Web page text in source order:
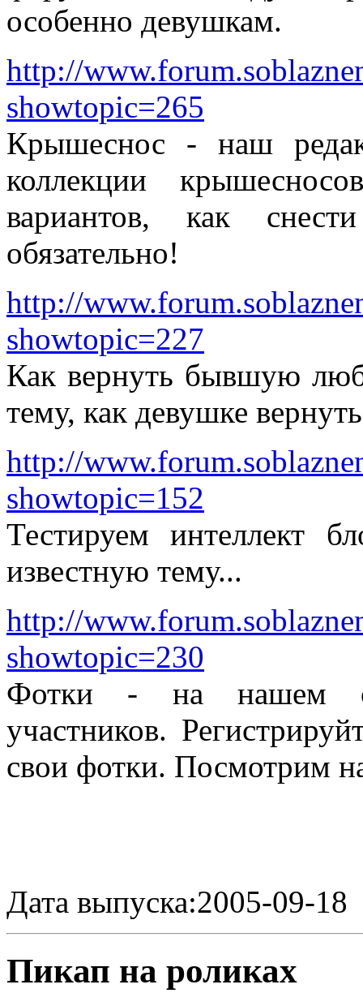
особенно девушкам.
http://
showtopic=265
Крышеснос - наш
коллекции
вариантов, как
обязательно!
http://
showtopic=227
Как вернуть бывшую
тему, как девушке
http://
showtopic=152
Тестируем интеллект
известную тему...
http://
showtopic=230
Фотки - на нашем
участников.
свои фотки. Посмотрим
Дата выпуска:2005-09-18
Пикап на роликах